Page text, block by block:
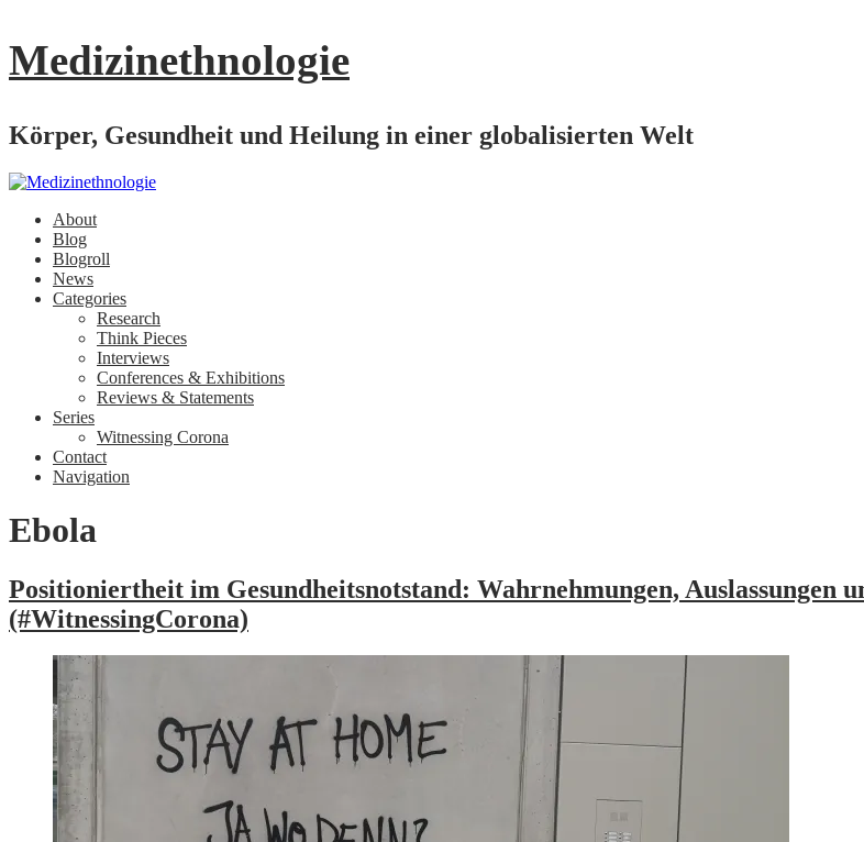
Medizinethnologie
Körper, Gesundheit und Heilung in einer globalisierten Welt
About
Blog
Blogroll
News
Categories
Research
Think Pieces
Interviews
Conferences & Exhibitions
Reviews & Statements
Series
Witnessing Corona
Contact
Navigation
Ebola
Positioniertheit im Gesundheitsnotstand: Wahrnehmungen, Auslassungen
(#WitnessingCorona)